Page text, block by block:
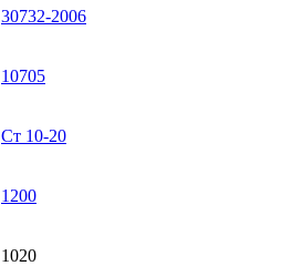
30732-2006
10705
Ст 10-20
1200
1020